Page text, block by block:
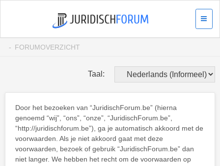
FORUMOVERZICHT
Taal:
Door het bezoeken van “JuridischForum.be” (hierna
genoemd “wij”, “ons”, “onze”, “JuridischForum.be”,
“http://juridischforum.be”), ga je automatisch akkoord met de
voorwaarden. Als je niet akkoord gaat met deze
voorwaarden, bezoek of gebruik “JuridischForum.be” dan
niet langer. We hebben het recht om de voorwaarden op